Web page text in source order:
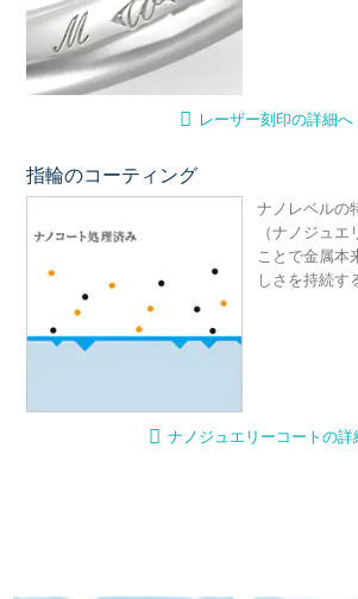
レーザー刻印の詳細へ
指輪のコーティング
ナノレベルの
（ナノジュ
ことで金属本
しさを持続す
ナノジュエリーコートの詳